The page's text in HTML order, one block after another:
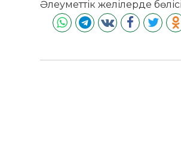
Әлеуметтік желілерде